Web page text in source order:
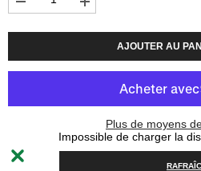
Diminuer
quantité
MaxxGrip
DH
Augmenter
quantité
3C
MaxxGrip
AJOUTER AU
Plus de moyens
Impossible de charger la